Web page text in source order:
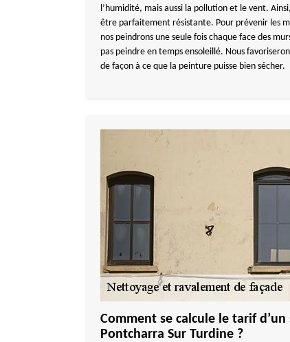
l’humidité, mais aussi la pollution et le vent.
être parfaitement résistante. Pour prévenir les
nos peindrons une seule fois chaque face des
pas peindre en temps ensoleillé. Nous
de façon à ce que la peinture puisse bien sécher.
Comment se calcule le tarif d’un
Pontcharra Sur Turdine ?